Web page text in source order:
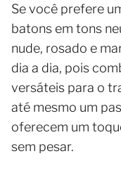
Se você prefere
batons em tons
nude, rosado e
dia a dia, pois
versáteis para o
até mesmo um
oferecem um
sem pesar.